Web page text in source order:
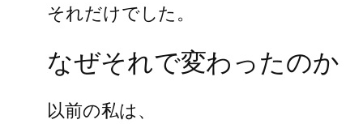
それだけでした。
なぜそれで変わったのか
以前の私は、